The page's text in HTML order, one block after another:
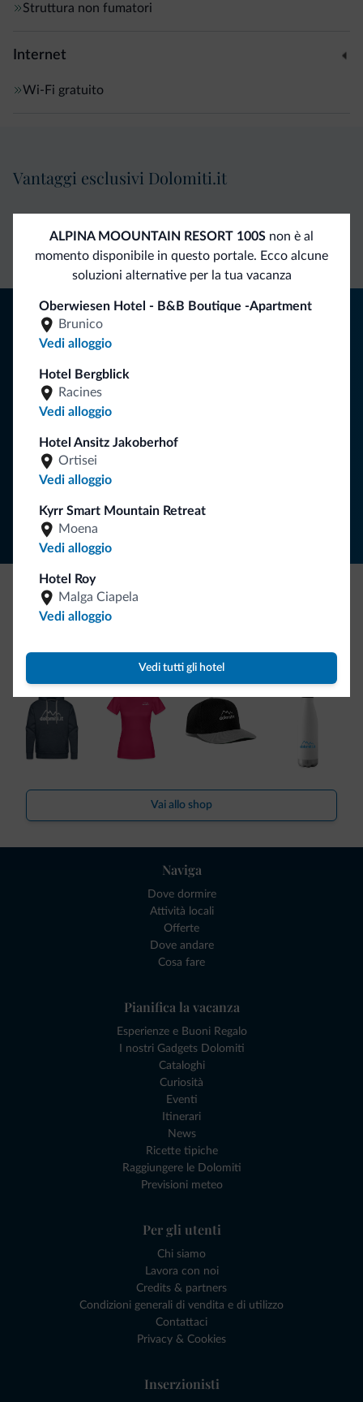
Struttura non fumatori
Internet
Wi-Fi gratuito
ALPINA MOOUNTAIN RESORT 100S non è al
momento disponibile in questo portale. Ecco alcune
soluzioni alternative per la tua vacanza
Oberwiesen Hotel - B&B Boutique -Apartment
Brunico
Vedi alloggio
Hotel Bergblick
Racines
Vedi alloggio
Hotel Ansitz Jakoberhof
Ortisei
Vedi alloggio
Kyrr Smart Mountain Retreat
Moena
Vedi alloggio
Hotel Roy
Malga Ciapela
Vedi alloggio
Vedi tutti gli hotel
Vantaggi esclusivi Dolomiti.it
Consigli dalle Dolomiti
Riceverai informazioni, offerte esclusive e news per la tua
vacanza nelle Dolomiti.
Be Original, scopri la nuova collezione
Dolomiti.it!
Vai allo shop
Naviga
Dove dormire
Attività locali
Offerte
Dove andare
Cosa fare
Pianifica la vacanza
Esperienze e Buoni Regalo
I nostri Gadgets Dolomiti
Cataloghi
Curiosità
Eventi
Itinerari
News
Ricette tipiche
Raggiungere le Dolomiti
Previsioni meteo
Per gli utenti
Chi siamo
Lavora con noi
Credits & partners
Condizioni generali di vendita e di utilizzo
Contattaci
Privacy & Cookies
Inserzionisti